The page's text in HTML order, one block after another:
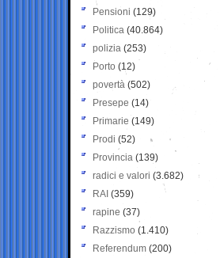
Pensioni (129)
Politica (40.864)
polizia (253)
Porto (12)
povertà (502)
Presepe (14)
Primarie (149)
Prodi (52)
Provincia (139)
radici e valori (3.682)
RAI (359)
rapine (37)
Razzismo (1.410)
Referendum (200)